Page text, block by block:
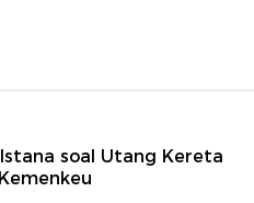
soal Utang Kereta